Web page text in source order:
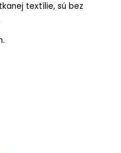
textílie, sú bez